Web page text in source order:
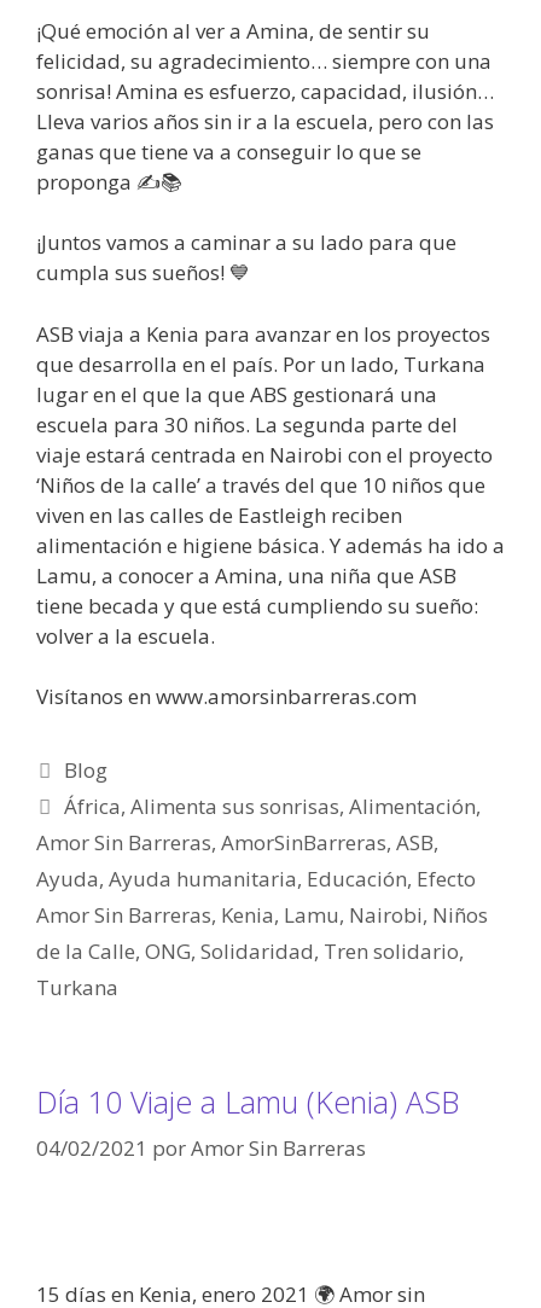
¡Qué emoción al ver a Amina, de sentir su
felicidad, su agradecimiento… siempre con una
sonrisa! Amina es esfuerzo, capacidad, ilusión…
Lleva varios años sin ir a la escuela, pero con las
ganas que tiene va a conseguir lo que se
proponga ✍📚
¡Juntos vamos a caminar a su lado para que
cumpla sus sueños! 💙
ASB viaja a Kenia para avanzar en los proyectos
que desarrolla en el país. Por un lado, Turkana
lugar en el que la que ABS gestionará una
escuela para 30 niños. La segunda parte del
viaje estará centrada en Nairobi con el proyecto
‘Niños de la calle’ a través del que 10 niños que
viven en las calles de Eastleigh reciben
alimentación e higiene básica. Y además ha ido a
Lamu, a conocer a Amina, una niña que ASB
tiene becada y que está cumpliendo su sueño:
volver a la escuela.
Visítanos en www.amorsinbarreras.com
Blog
África,Alimenta sus sonrisas,Alimentación,
Amor Sin Barreras, AmorSinBarreras, ASB,
Ayuda, Ayuda humanitaria, Educación, Efecto
Amor Sin Barreras, Kenia, Lamu, Nairobi, Niños
de la Calle, ONG, Solidaridad, Tren solidario,
Turkana
Día 10 Viaje a Lamu (Kenia) ASB
04/02/2021 porAmor Sin Barreras
15 días en Kenia, enero 2021 🌍 Amor sin